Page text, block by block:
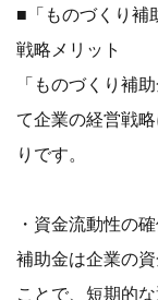
■「ものづくり補
戦略メリット
「ものづくり補
て企業の経営戦
りです。
・資金流動性の
補助金は企業の
ことで、短期的